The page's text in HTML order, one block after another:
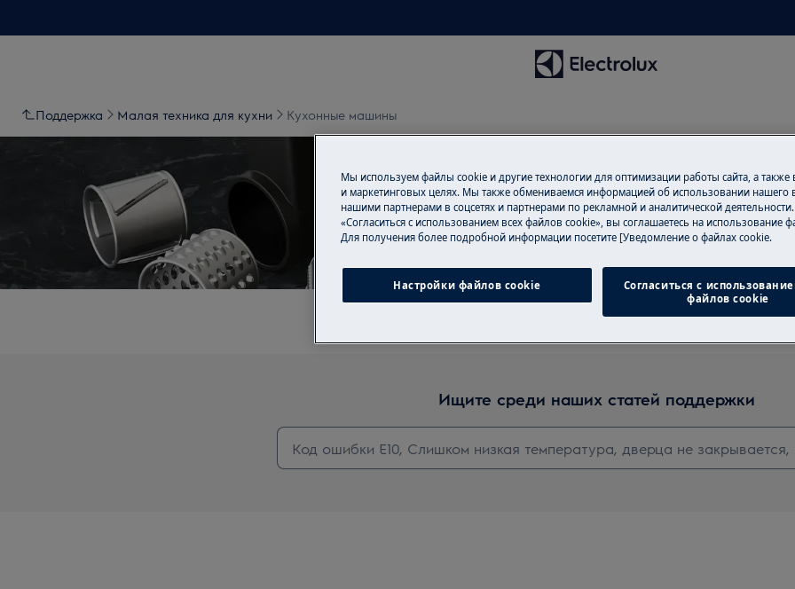
Поддержка Малая техника для кухни Кухонные машины
Поддержка для Кухонные
Ищите среди наших статей поддержки
Мы используем файлы cookie и другие технологии для оптимизации работы сайта, а
и маркетинговых целях. Мы также обмениваемся информацией об использовании нашего
нашими партнерами в соцсетях и партнерами по рекламной и аналитической
«Согласиться с использованием всех файлов cookie», вы соглашаетесь на использование
Для получения более подробной информации посетите [Уведомление о файлах cookie.
Настройки файлов cookie
Согласиться с
файлов cookie